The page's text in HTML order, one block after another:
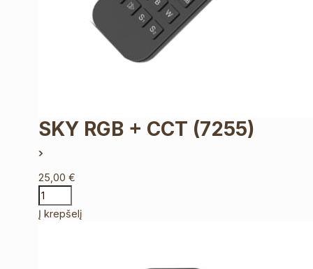
SKY RGB + CCT (7255)
25,00€
Į krepšelį